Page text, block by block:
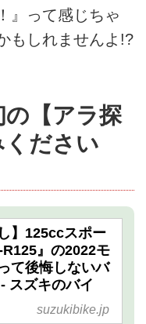
』って感じちゃ
もしれませんよ!?
【アラ探
ください
】125ccスポー
』の2022モ
て後悔しないバ
スズキのバイ
suzukibike.jp